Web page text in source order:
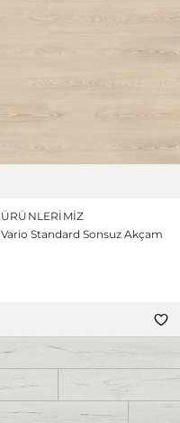
ÜRÜNLERIMIZ
Vario Standard Sonsuz Akçam